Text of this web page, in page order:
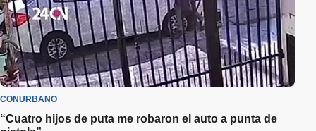
CONURBANO
“Cuatro hijos de puta me robaron el auto a punta de